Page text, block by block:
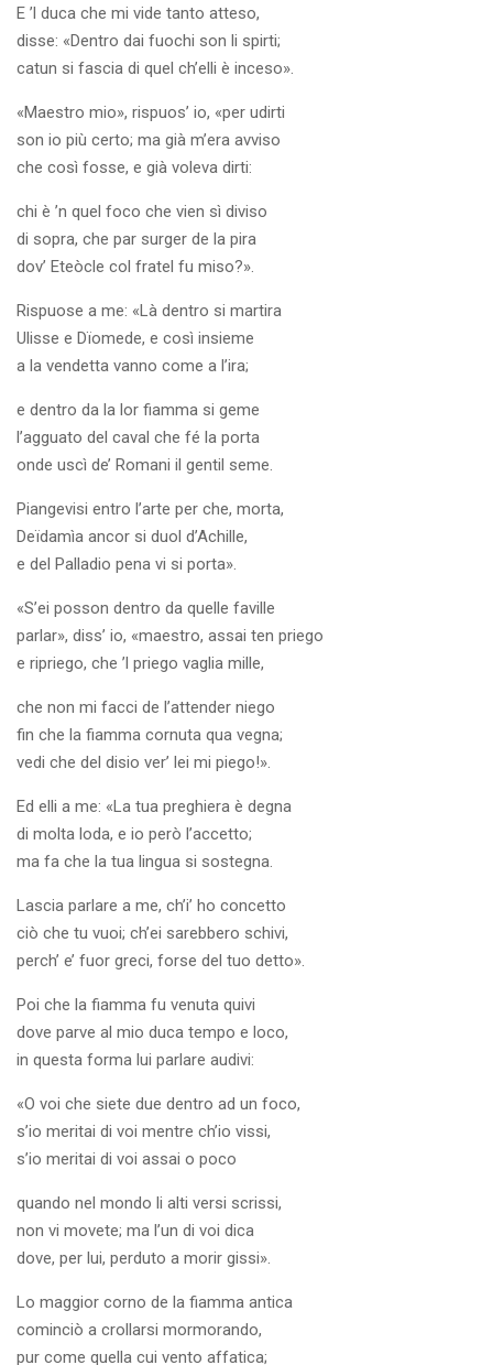
E ’l duca che mi vide tanto atteso,
disse: «Dentro dai fuochi son li spirti;
catun si fascia di quel ch’elli è inceso».
«Maestro mio», rispuos’ io, «per udirti
son io più certo; ma già m’era avviso
che così fosse, e già voleva dirti:
chi è ’n quel foco che vien sì diviso
di sopra, che par surger de la pira
dov’ Eteòcle col fratel fu miso?».
Rispuose a me: «Là dentro si martira
Ulisse e Dïomede, e così insieme
a la vendetta vanno come a l’ira;
e dentro da la lor fiamma si geme
l’agguato del caval che fé la porta
onde uscì de’ Romani il gentil seme.
Piangevisi entro l’arte per che, morta,
Deïdamìa ancor si duol d’Achille,
e del Palladio pena vi si porta».
«S’ei posson dentro da quelle faville
parlar», diss’ io, «maestro, assai ten priego
e ripriego, che ’l priego vaglia mille,
che non mi facci de l’attender niego
fin che la fiamma cornuta qua vegna;
vedi che del disio ver’ lei mi piego!».
Ed elli a me: «La tua preghiera è degna
di molta loda, e io però l’accetto;
ma fa che la tua lingua si sostegna.
Lascia parlare a me, ch’i’ ho concetto
ciò che tu vuoi; ch’ei sarebbero schivi,
perch’ e’ fuor greci, forse del tuo detto».
Poi che la fiamma fu venuta quivi
dove parve al mio duca tempo e loco,
in questa forma lui parlare audivi:
«O voi che siete due dentro ad un foco,
s’io meritai di voi mentre ch’io vissi,
s’io meritai di voi assai o poco
quando nel mondo li alti versi scrissi,
non vi movete; ma l’un di voi dica
dove, per lui, perduto a morir gissi».
Lo maggior corno de la fiamma antica
cominciò a crollarsi mormorando,
pur come quella cui vento affatica;